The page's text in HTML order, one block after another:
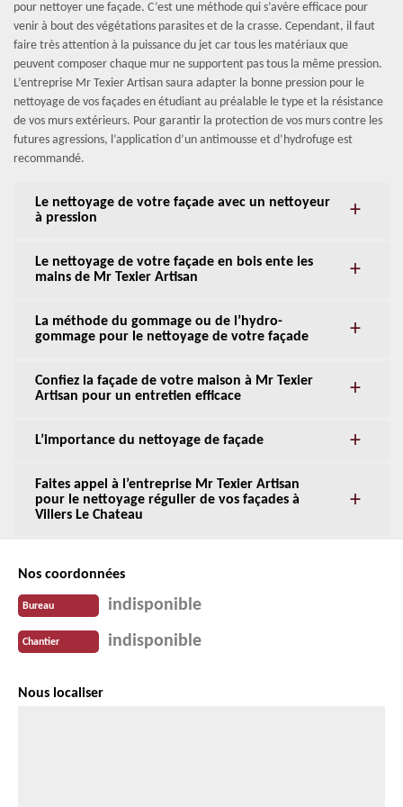
pour nettoyer une façade. C’est une méthode qui s’avère efficace pour
venir à bout des végétations parasites et de la crasse. Cependant, il faut
faire très attention à la puissance du jet car tous les matériaux que
peuvent composer chaque mur ne supportent pas tous la même pression.
L’entreprise Mr Texier Artisan saura adapter la bonne pression pour le
nettoyage de vos façades en étudiant au préalable le type et la résistance
de vos murs extérieurs. Pour garantir la protection de vos murs contre les
futures agressions, l’application d’un antimousse et d’hydrofuge est
recommandé.
Le nettoyage de votre façade avec un nettoyeur
à pression
Le nettoyage de votre façade en bois ente les
mains de Mr Texier Artisan
La méthode du gommage ou de l’hydro-
gommage pour le nettoyage de votre façade
Confiez la façade de votre maison à Mr Texier
Artisan pour un entretien efficace
L’importance du nettoyage de façade
Faites appel à l’entreprise Mr Texier Artisan
pour le nettoyage régulier de vos façades à
Villers Le Chateau
Nos coordonnées
Bureau indisponible
Chantier indisponible
Nous localiser